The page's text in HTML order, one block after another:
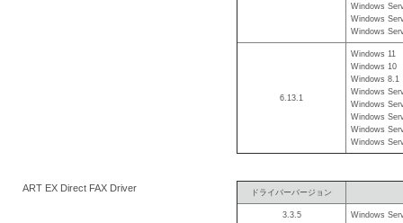
Windows
Windows
Windows
6.13.1
Windows 11
Windows 10
Windows 8.1
Windows
Windows
Windows
Windows
Windows
ART EX Direct FAX Driver ドライバーバージョン
3.3.5 Windows